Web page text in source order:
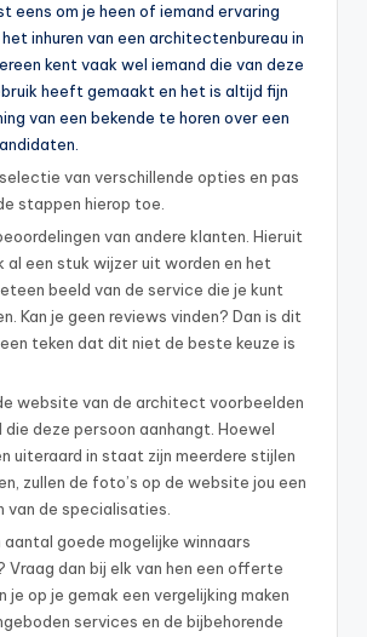
eens om je heen of iemand ervaring
inhuren van een architectenbureau in
kent vaak wel iemand die van deze
heeft gemaakt en het is altijd fijn
van een bekende te horen over een
van verschillende opties en pas
stappen hierop toe.
van andere klanten. Hieruit
al een stuk wijzer uit worden en het
beeld van de service die je kunt
Kan je geen reviews vinden? Dan is dit
teken dat dit niet de beste keuze is
website van de architect voorbeelden
die deze persoon aanhangt. Hoewel
uiteraard in staat zijn meerdere stijlen
zullen de foto’s op de website jou een
van de specialisaties.
aantal goede mogelijke winnaars
Vraag dan bij elk van hen een offerte
je op je gemak een vergelijking maken
services en de bijbehorende